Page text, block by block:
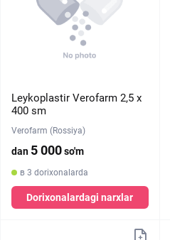
Leykoplastir Verofarm 2,5 х
400 sm
Verofarm (Rossiya)
dan 5 000so'm
в 3 dorixonalarda
Dorixonalardagi narxlar